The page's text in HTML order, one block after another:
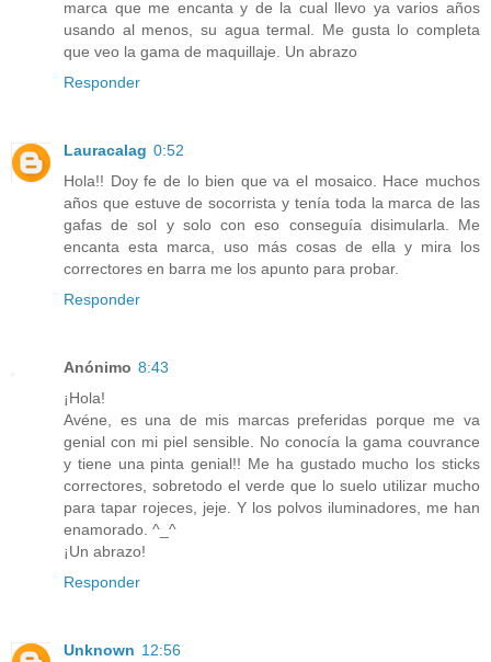
marca que me encanta y de la cual llevo ya varios años
usando al menos, su agua termal. Me gusta lo completa
que veo la gama de maquillaje. Un abrazo
Responder
Lauracalag 0:52
Hola!! Doy fe de lo bien que va el mosaico. Hace muchos
años que estuve de socorrista y tenía toda la marca de las
gafas de sol y solo con eso conseguía disimularla. Me
encanta esta marca, uso más cosas de ella y mira los
correctores en barra me los apunto para probar.
Responder
Anónimo 8:43
¡Hola!
Avéne, es una de mis marcas preferidas porque me va
genial con mi piel sensible. No conocía la gama couvrance
y tiene una pinta genial!! Me ha gustado mucho los sticks
correctores, sobretodo el verde que lo suelo utilizar mucho
para tapar rojeces, jeje. Y los polvos iluminadores, me han
enamorado. ^_^
¡Un abrazo!
Responder
Unknown 12:56